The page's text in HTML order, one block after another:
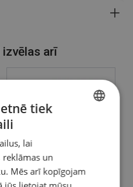
arī
Satvērējs - IPBHZ
ENGLISH TRANSLATION
tiek
lai
reklāmas un
Mēs arī kopīgojam